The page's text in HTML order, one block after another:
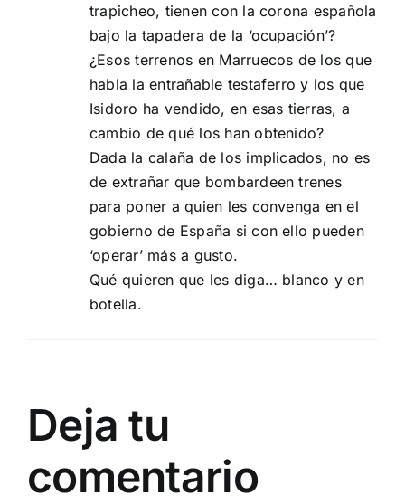
trapicheo, tienen con la corona española
bajo la tapadera de la ‘ocupación’?
¿Esos terrenos en Marruecos de los que
habla la entrañable testaferro y los que
Isidoro ha vendido, en esas tierras, a
cambio de qué los han obtenido?
Dada la calaña de los implicados, no es
de extrañar que bombardeen trenes
para poner a quien les convenga en el
gobierno de España si con ello pueden
‘operar’ más a gusto.
Qué quieren que les diga… blanco y en
botella.
Deja tu
comentario